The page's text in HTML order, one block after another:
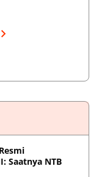
Saatnya NTB